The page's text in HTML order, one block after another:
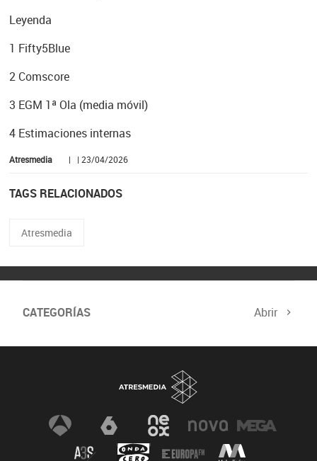
Leyenda
1 Fifty5Blue
2 Comscore
3 EGM 1ª Ola (media móvil)
4 Estimaciones internas
Atresmedia | | 23/04/2026
TAGS RELACIONADOS
Atresmedia
CATEGORÍAS Abrir